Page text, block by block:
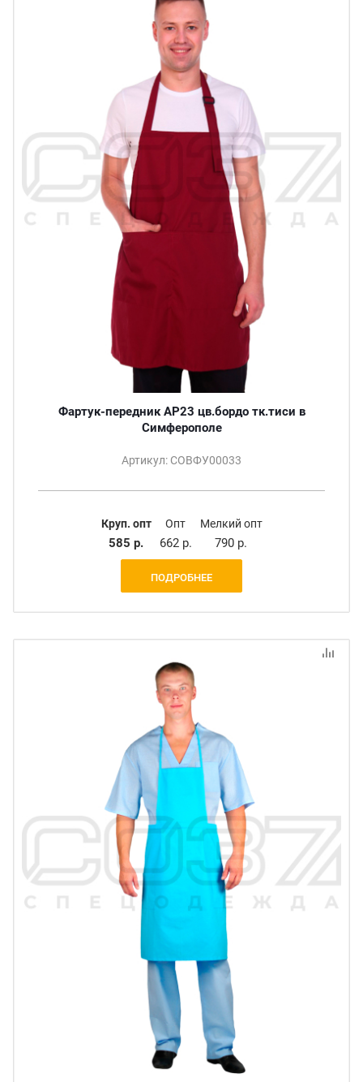
Фартук-передник АР23 цв.бордо тк.тиси в
Симферополе
Артикул: СОВФУ00033
Круп. опт
585 р.
Опт
662 р.
Мелкий опт
790 р.
ПОДРОБНЕЕ